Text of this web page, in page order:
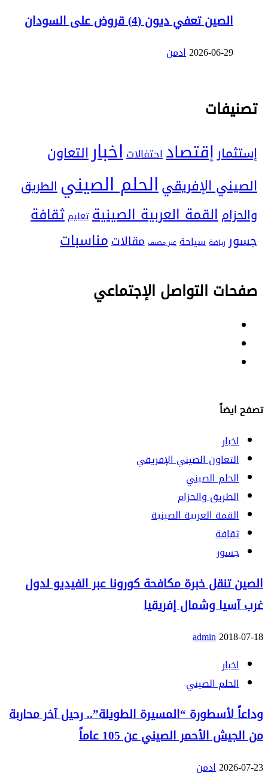
الصين تعفي ديون (4) قروض على السودان
2026-06-29ادمن
تصنيفات
إستثمارإقتصاداحتفالاتاخبارالتعاون
الصيني الإفريقيالحلم الصينيالطريق
والحزامالقمة العربية الصينيةتعليم ثقافة
جسور رياضة سياحة غير مصنف مقالاتمناسبات
صفحات التواصل الإجتماعي
تصفح ايضاً
اخبار
التعاون الصيني الإفريقي
الحلم الصيني
الطريق والحزام
القمة العربية الصينية
ثقافة
جسور
الصين تنقل خبرة مكافحة كورونا عبر الفيديو لدول
غرب آسيا وشمال إفريقيا
2018-07-18
admin
اخبار
الحلم الصيني
وداعاً لأسطورة “المسيرة الطويلة”.. رحيل آخر محاربة
من الجيش الأحمر الصيني عن 105 عاماً
2026-07-23ادمن